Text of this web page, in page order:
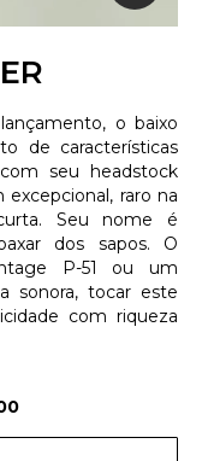
o baixo
de características
seu headstock
raro na
Seu nome é
dos sapos. O
P-51 ou um
sonora, tocar este
com riqueza